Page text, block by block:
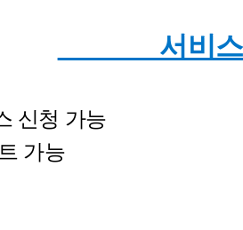
서비스
신청 가능
가능